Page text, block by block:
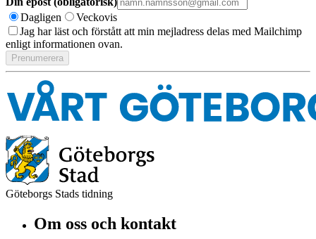
Dagligen
Veckovis
Jag har läst och förstått att min mejladress delas med Mailchimp
enligt informationen ovan.
Göteborgs Stads tidning
Om oss och kontakt